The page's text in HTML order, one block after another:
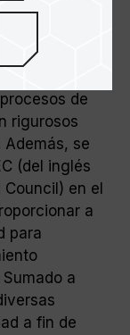
de
e insiste en
de
rigurosos
se
(del inglés
en el
a
para
a
a fin de